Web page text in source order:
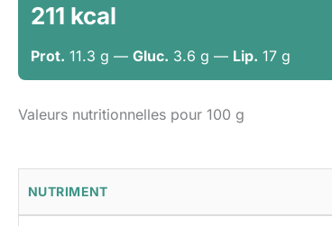
211 kcal
Prot. 11.3 g — Gluc. 3.6 g — Lip. 17 g
Valeurs nutritionnelles pour 100 g
NUTRIMENT